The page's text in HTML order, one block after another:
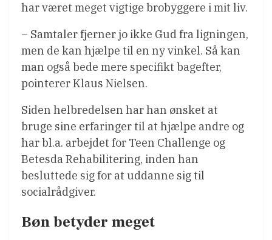
har været meget vigtige brobyggere i mit liv.
– Samtaler fjerner jo ikke Gud fra ligningen,
men de kan hjælpe til en ny vinkel. Så kan
man også bede mere specifikt bagefter,
pointerer Klaus Nielsen.
Siden helbredelsen har han ønsket at
bruge sine erfaringer til at hjælpe andre og
har bl.a. arbejdet for Teen Challenge og
Betesda Rehabilitering, inden han
besluttede sig for at uddanne sig til
socialrådgiver.
Bøn betyder meget